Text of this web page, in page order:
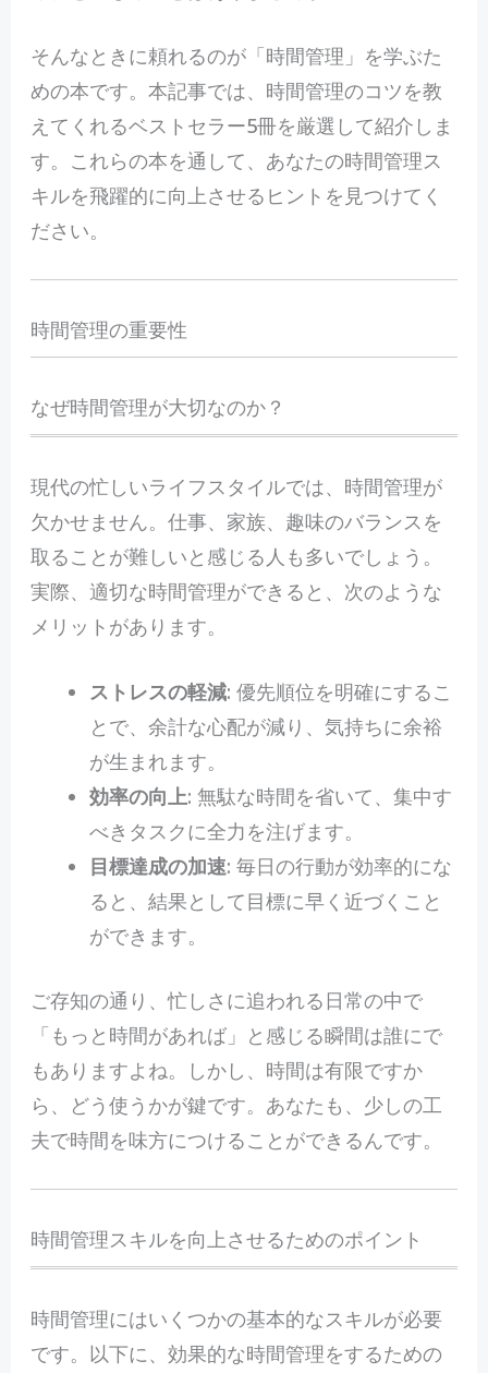
そんなときに頼れるのが「時間管理」を学ぶた
めの本です。本記事では、時間管理のコツを教
えてくれるベストセラー5冊を厳選して紹介しま
す。これらの本を通して、あなたの時間管理ス
キルを飛躍的に向上させるヒントを見つけてく
ださい。
時間管理の重要性
なぜ時間管理が大切なのか？
現代の忙しいライフスタイルでは、時間管理が
欠かせません。仕事、家族、趣味のバランスを
取ることが難しいと感じる人も多いでしょう。
実際、適切な時間管理ができると、次のような
メリットがあります。
ストレスの軽減: 優先順位を明確にするこ
とで、余計な心配が減り、気持ちに余裕
が生まれます。
効率の向上: 無駄な時間を省いて、集中す
べきタスクに全力を注げます。
目標達成の加速: 毎日の行動が効率的にな
ると、結果として目標に早く近づくこと
ができます。
ご存知の通り、忙しさに追われる日常の中で
「もっと時間があれば」と感じる瞬間は誰にで
もありますよね。しかし、時間は有限ですか
ら、どう使うかが鍵です。あなたも、少しの工
夫で時間を味方につけることができるんです。
時間管理スキルを向上させるためのポイント
時間管理にはいくつかの基本的なスキルが必要
です。以下に、効果的な時間管理をするための